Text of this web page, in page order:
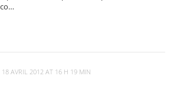
18 AVRIL 2012 AT 16 H 19 MIN